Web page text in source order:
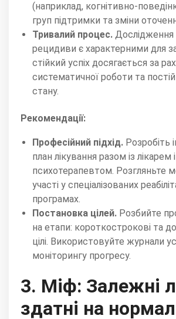
(наприклад, когнітивно-
груп підтримки та зміни
Тривалий процес. Дослідження
рецидиви є характерними для
стійкий успіх досягається за
систематичної роботи та
стану.
Рекомендації:
Професійний підхід. Розробіть
план лікування разом із лікарем і
психотерапевтом. Розгляньте
участі у спеціалізованих
програмах.
Постановка цілей. Розбийте
на етапи: короткострокові та
цілі. Використовуйте журнали
моніторингу прогресу.
3. Міф: Залежні
здатні на